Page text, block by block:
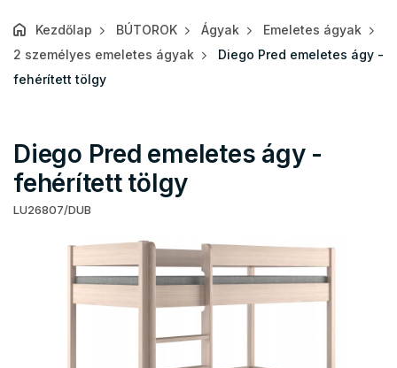
Kezdőlap BÚTOROK Ágyak
Emeletes ágyak
2 személyes emeletes ágyak
Diego Pred emeletes ágy -
fehérített tölgy
Diego Pred emeletes ágy -
fehérített tölgy
LU26807/DUB